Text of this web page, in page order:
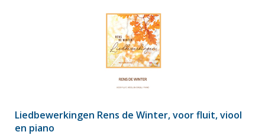
Liedbewerkingen Rens de Winter, voor fluit, viool
en piano